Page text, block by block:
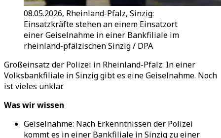
08.05.2026, Rheinland-Pfalz, Sinzig:
Einsatzkräfte stehen an einem Einsatzort
einer Geiselnahme in einer Bankfiliale im
rheinland-pfälzischen Sinzig / DPA
Großeinsatz der Polizei in Rheinland-Pfalz: In einer
Volksbankfiliale in Sinzig gibt es eine Geiselnahme. Noch
ist vieles unklar.
Was wir wissen
Geiselnahme: Nach Erkenntnissen der Polizei
kommt es in einer Bankfiliale in Sinzig zu einer